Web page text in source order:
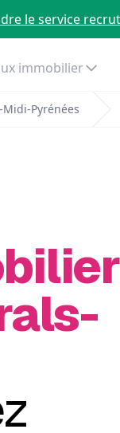
le service
immobilier
Pyrénées